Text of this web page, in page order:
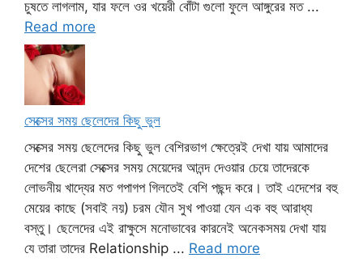
চুষতে লাগলাম, যার ফলে ওর খয়েরী বোঁটা গুলো ফুলে আঙ্গুরের মত ...
Read more
সেক্সের সময় ছেলেদের কিছু ভুল
সেক্সের সময় ছেলেদের কিছু ভুল বেশিরভাগ ক্ষেত্রেই দেখা যায় আমাদের
দেশের ছেলেরা সেক্সের সময় মেয়েদের আনন্দ দেওয়ার চেয়ে তাদেরকে
লোভনীয় খাদ্যের মত গপাগপ গিলতেই বেশি পছন্দ করে। তাই এদেশের বহু
মেয়ের কাছে (সবাই নয়) চরম যৌন সুখ পাওয়া যেন এক বহু আরাধ্য
বস্তু। ছেলেদের এই রাক্ষুসে মনোভাবের কারনেই অনেকসময় দেখা যায়
যে তারা তাদের Relationship ... Read more